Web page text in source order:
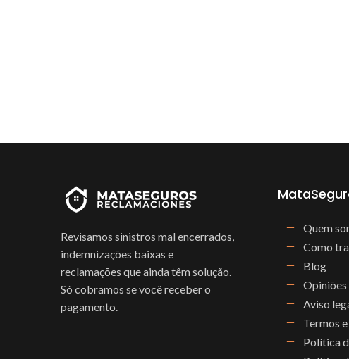
Revisamos sinistros mal encerrados,
indemnizações baixas e
reclamações que ainda têm solução.
Só cobramos se você receber o
pagamento.
Quem
Como
Blog
Opiniões
Aviso
Termos
Política